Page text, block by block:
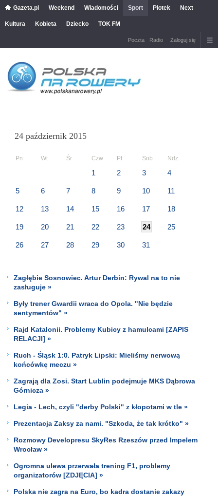
Gazeta.pl Weekend Wiadomości Sport Plotek Next
Kultura Kobieta Dziecko TOK FM
Poczta Radio Zaloguj się
24 październik 2015
Pn Wt Śr Czw Pt Sob Ndz
1 2 3 4
5 6 7 8 9 10 11
12 13 14 15 16 17 18
19 20 21 22 23 24 25
26 27 28 29 30 31
Zagłębie Sosnowiec. Artur Derbin: Rywal na to nie
zasługuje »
Były trener Gwardii wraca do Opola. "Nie będzie
sentymentów" »
Rajd Katalonii. Problemy Kubicy z hamulcami [ZAPIS
RELACJI] »
Ruch - Śląsk 1:0. Patryk Lipski: Mieliśmy nerwową
końcówkę meczu »
Zagrają dla Zosi. Start Lublin podejmuje MKS Dąbrowa
Górnicza »
Legia - Lech, czyli "derby Polski" z kłopotami w tle »
Prezentacja Zaksy za nami. "Szkoda, że tak krótko" »
Rozmowy Developresu SkyRes Rzeszów przed Impelem
Wrocław »
Ogromna ulewa przerwała trening F1, problemy
organizatorów [ZDJĘCIA] »
Polska nie zagra na Euro, bo kadra dostanie zakazy